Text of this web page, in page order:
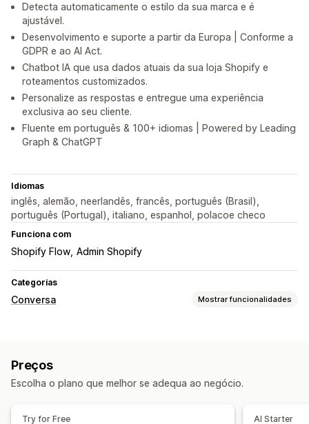
Detecta automaticamente o estilo da sua marca e é
ajustável.
Desenvolvimento e suporte a partir da Europa | Conforme a
GDPR e ao AI Act.
Chatbot IA que usa dados atuais da sua loja Shopify e
roteamentos customizados.
Personalize as respostas e entregue uma experiência
exclusiva ao seu cliente.
Fluente em português & 100+ idiomas | Powered by Leading
Graph & ChatGPT
Idiomas
inglês, alemão, neerlandês, francês, português (Brasil),
português (Portugal), italiano, espanhol, polacoe checo
Funciona com
Shopify Flow Admin Shopify
Categorias
Conversa Mostrar funcionalidades
Conversa por e-mail
Tradução em tempo real Chamada de retorno
Informações sobre os clientes
Preços
Escolha o plano que melhor se adequa ao negócio.
Try for Free AI Starter